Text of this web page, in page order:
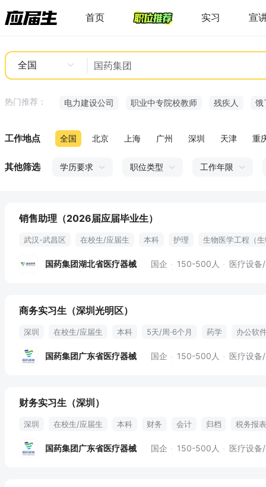
首页 实习 宣
全国
热门推荐： 电力建设公司 职业中专院校教师 残疾人 饿
工作地点 全国 北京 上海 广州 深圳 天津 重
其他筛选 学历要求 职位类型 工作年限
销售助理（2026届应届毕业生）
武汉-武昌区 在校生/应届生 本科 护理 生物医学工程（
国药集团湖北省医疗器械 国企 150-500人 医疗设备
商务实习生（深圳光明区）
深圳 在校生/应届生 本科 5天/周·6个月 药学
办公软
发票开具
国药集团广东省医疗器械 国企 150-500人 医疗设备
财务实习生（深圳）
深圳 在校生/应届生 本科 财务 会计 归档 税务报表
国药集团广东省医疗器械 国企 150-500人 医疗设备